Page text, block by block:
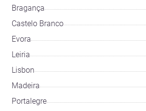
Bragança
Castelo Branco
Évora
Leiria
Lisbon
Madeira
Portalegre